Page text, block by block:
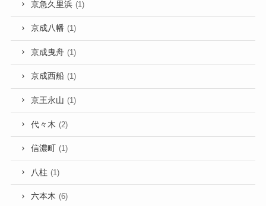
京急久里浜 (1)
京成八幡 (1)
京成曳舟 (1)
京成西船 (1)
京王永山 (1)
代々木 (2)
信濃町 (1)
八柱 (1)
六本木 (6)